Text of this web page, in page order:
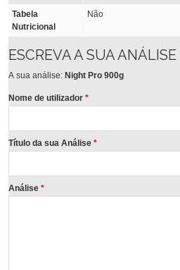
Tabela
Nutricional
Não
ESCREVA A SUA ANÁLISE
A sua análise: Night Pro 900g
*
Nome de utilizador
*
Título da sua Análise
*
Análise